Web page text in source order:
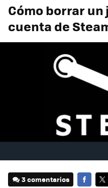
Cómo borrar un
cuenta de
3 comentarios